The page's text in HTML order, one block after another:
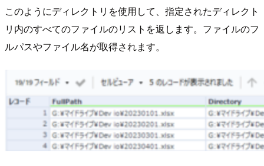
このようにディレクトリを使用して、指定されたディレクト
リ内のすべてのファイルのリストを返します。ファイルのフ
ルパスやファイル名が取得されます。